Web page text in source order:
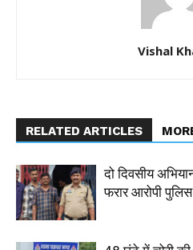
Vishal
RELATED ARTICLES
दो दिवसीय
फरार आरोपी